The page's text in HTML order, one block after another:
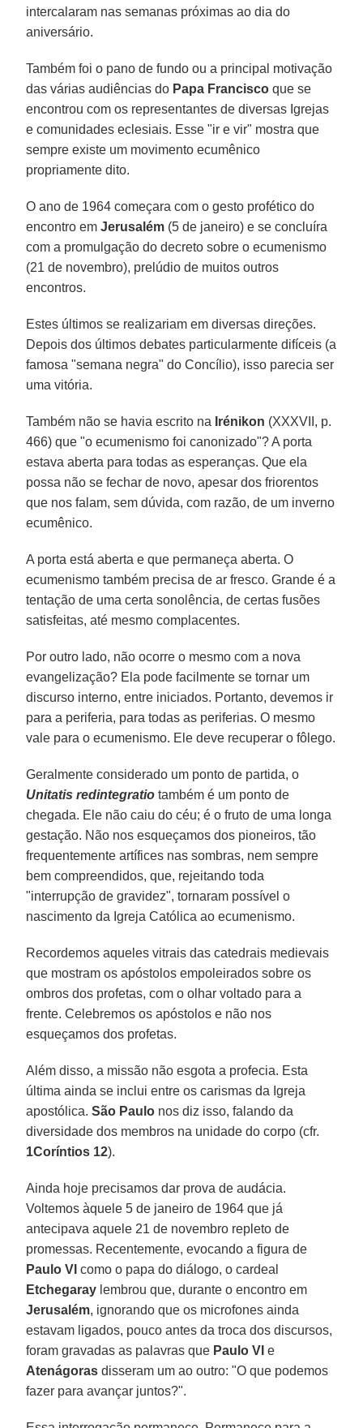
intercalaram nas semanas próximas ao dia do
aniversário.
Também foi o pano de fundo ou a principal motivação
das várias audiências do Papa Francisco que se
encontrou com os representantes de diversas Igrejas
e comunidades eclesiais. Esse "ir e vir" mostra que
sempre existe um movimento ecumênico
propriamente dito.
O ano de 1964 começara com o gesto profético do
encontro emJerusalém (5 de janeiro) e se concluíra
com a promulgação do decreto sobre o ecumenismo
(21 de novembro), prelúdio de muitos outros
encontros.
Estes últimos se realizariam em diversas direções.
Depois dos últimos debates particularmente difíceis (a
famosa "semana negra" do Concílio), isso parecia ser
uma vitória.
Também não se havia escrito na Irénikon (XXXVII, p.
466) que "o ecumenismo foi canonizado"? A porta
estava aberta para todas as esperanças. Que ela
possa não se fechar de novo, apesar dos friorentos
que nos falam, sem dúvida, com razão, de um inverno
ecumênico.
A porta está aberta e que permaneça aberta. O
ecumenismo também precisa de ar fresco. Grande é a
tentação de uma certa sonolência, de certas fusões
satisfeitas, até mesmo complacentes.
Por outro lado, não ocorre o mesmo com a nova
evangelização? Ela pode facilmente se tornar um
discurso interno, entre iniciados. Portanto, devemos ir
para a periferia, para todas as periferias. O mesmo
vale para o ecumenismo. Ele deve recuperar o fôlego.
Geralmente considerado um ponto de partida, o
Unitatis redintegratio também é um ponto de
chegada. Ele não caiu do céu; é o fruto de uma longa
gestação. Não nos esqueçamos dos pioneiros, tão
frequentemente artífices nas sombras, nem sempre
bem compreendidos, que, rejeitando toda
"interrupção de gravidez", tornaram possível o
nascimento da Igreja Católica ao ecumenismo.
Recordemos aqueles vitrais das catedrais medievais
que mostram os apóstolos empoleirados sobre os
ombros dos profetas, com o olhar voltado para a
frente. Celebremos os apóstolos e não nos
esqueçamos dos profetas.
Além disso, a missão não esgota a profecia. Esta
última ainda se inclui entre os carismas da Igreja
apostólica.São Paulo nos diz isso, falando da
diversidade dos membros na unidade do corpo (cfr.
1Coríntios 12).
Ainda hoje precisamos dar prova de audácia.
Voltemos àquele 5 de janeiro de 1964 que já
antecipava aquele 21 de novembro repleto de
promessas. Recentemente, evocando a figura de
Paulo VI como o papa do diálogo, o cardeal
Etchegaray lembrou que, durante o encontro em
Jerusalém, ignorando que os microfones ainda
estavam ligados, pouco antes da troca dos discursos,
foram gravadas as palavras que Paulo VI e
Atenágoras disseram um ao outro: "O que podemos
fazer para avançar juntos?".